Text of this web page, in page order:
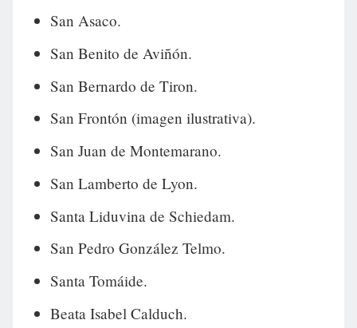
San Asaco.
San Benito de Aviñón.
San Bernardo de Tiron.
San Frontón (imagen ilustrativa).
San Juan de Montemarano.
San Lamberto de Lyon.
Santa Liduvina de Schiedam.
San Pedro González Telmo.
Santa Tomáide.
Beata Isabel Calduch.